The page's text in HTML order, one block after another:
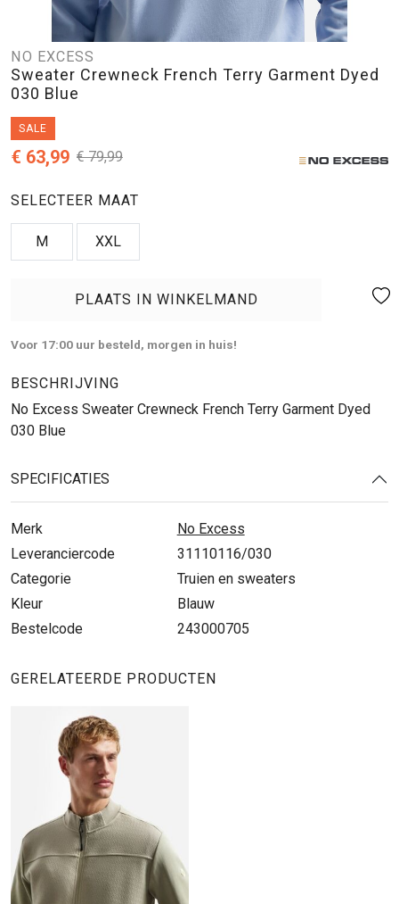
NO EXCESS
Sweater Crewneck French Terry Garment Dyed
030 Blue
SALE
€ 79,99
€ 63,99
SELECTEER MAAT
M XXL
PLAATS IN WINKELMAND
Voor 17:00 uur besteld, morgen in huis!
BESCHRIJVING
No Excess Sweater Crewneck French Terry Garment Dyed
030 Blue
SPECIFICATIES
Merk
No Excess
Leveranciercode
31110116/030
Categorie
Truien en sweaters
Kleur
Blauw
Bestelcode
243000705
GERELATEERDE PRODUCTEN